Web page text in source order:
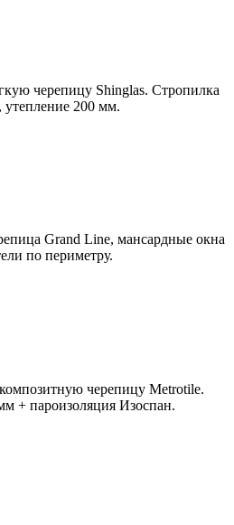
черепицу Shinglas. Стропилка
утепление 200 мм.
Grand Line, мансардные окна
по периметру.
черепицу Metrotile.
+ пароизоляция Изоспан.